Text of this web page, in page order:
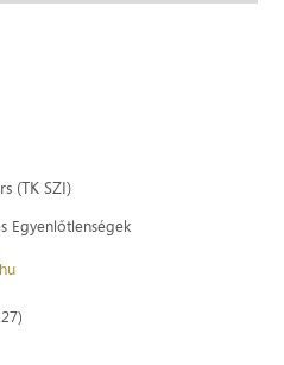
(TK SZI)
Egyenlőtlenségek